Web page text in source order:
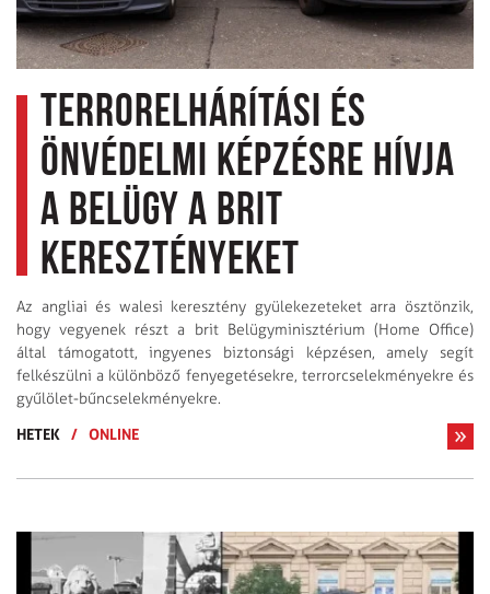
Terrorelhárítási és
önvédelmi képzésre hívja
a belügy a brit
keresztényeket
Az angliai és walesi keresztény gyülekezeteket arra ösztönzik,
hogy vegyenek részt a brit Belügyminisztérium (Home Office)
által támogatott, ingyenes biztonsági képzésen, amely segít
felkészülni a különböző fenyegetésekre, terrorcselekményekre és
gyűlölet-bűncselekményekre.
HETEK
/ ONLINE